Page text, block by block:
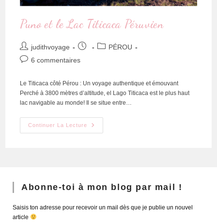
Puno et le Lac Titicaca Péruvien
judithvoyage
PÉROU
6 commentaires
Le Titicaca côté Pérou : Un voyage authentique et émouvant
Perché à 3800 mètres d’altitude, el Lago Titicaca est le plus haut
lac navigable au monde! Il se situe entre…
Continuer La Lecture
Abonne-toi à mon blog par mail !
Saisis ton adresse pour recevoir un mail dès que je publie un nouvel
article